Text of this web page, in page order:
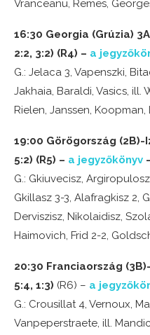
Vranceanu, Remes,
16:30 Georgia (Grúzia)
2:2, 3:2) (R4) – a
G.: Jelaca 3, Vapenszki,
Jakhaia, Baraldi, Vasics, ill.
Rielen, Janssen, Koopman,
19:00 Görögország (2B)-
5:2) (R5) – a jegyzőkönyv
G.: Gkiuvecisz,
Gkillasz 3-3, Alafragkisz 2,
Derviszisz, Nikolaidisz,
Haimovich, Frid 2-2,
20:30 Franciaország
5:4, 1:3) (R6) – a
G.: Crousillat 4, Vernoux,
Vanpeperstraete, ill.